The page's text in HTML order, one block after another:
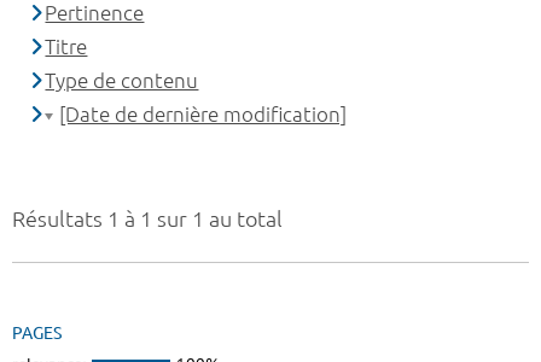
Résultats 1 à 1 sur 1 au total
PAGES
Pertinence
Titre
Type de contenu
[Date de dernière modification]